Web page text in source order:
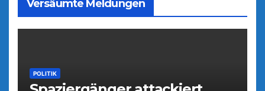
Versäumte Meldungen
POLITIK